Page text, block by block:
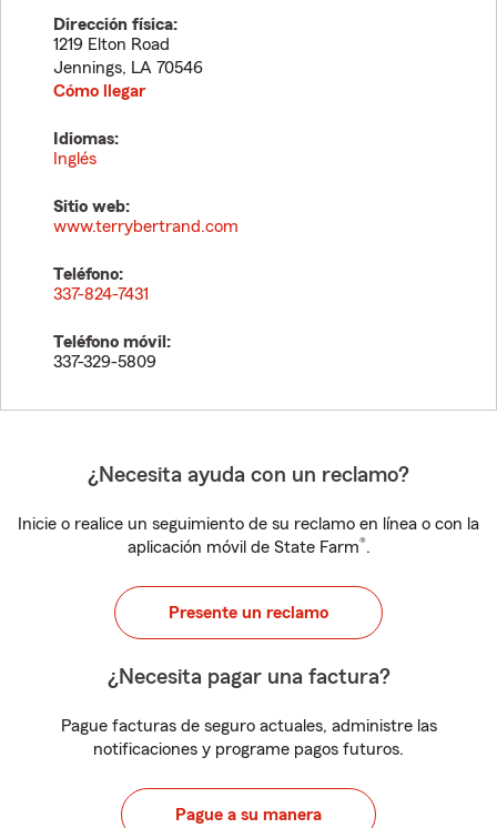
Dirección física:
1219 Elton Road
Jennings, LA 70546
Cómo llegar
Idiomas:
Inglés
Sitio web:
www.terrybertrand.com
Teléfono:
337-824-7431
Teléfono móvil:
337-329-5809
¿Necesita ayuda con un reclamo?
Inicie o realice un seguimiento de su reclamo en línea o con la
aplicación móvil de State Farm®.
Presente un reclamo
¿Necesita pagar una factura?
Pague facturas de seguro actuales, administre las
notificaciones y programe pagos futuros.
Pague a su manera